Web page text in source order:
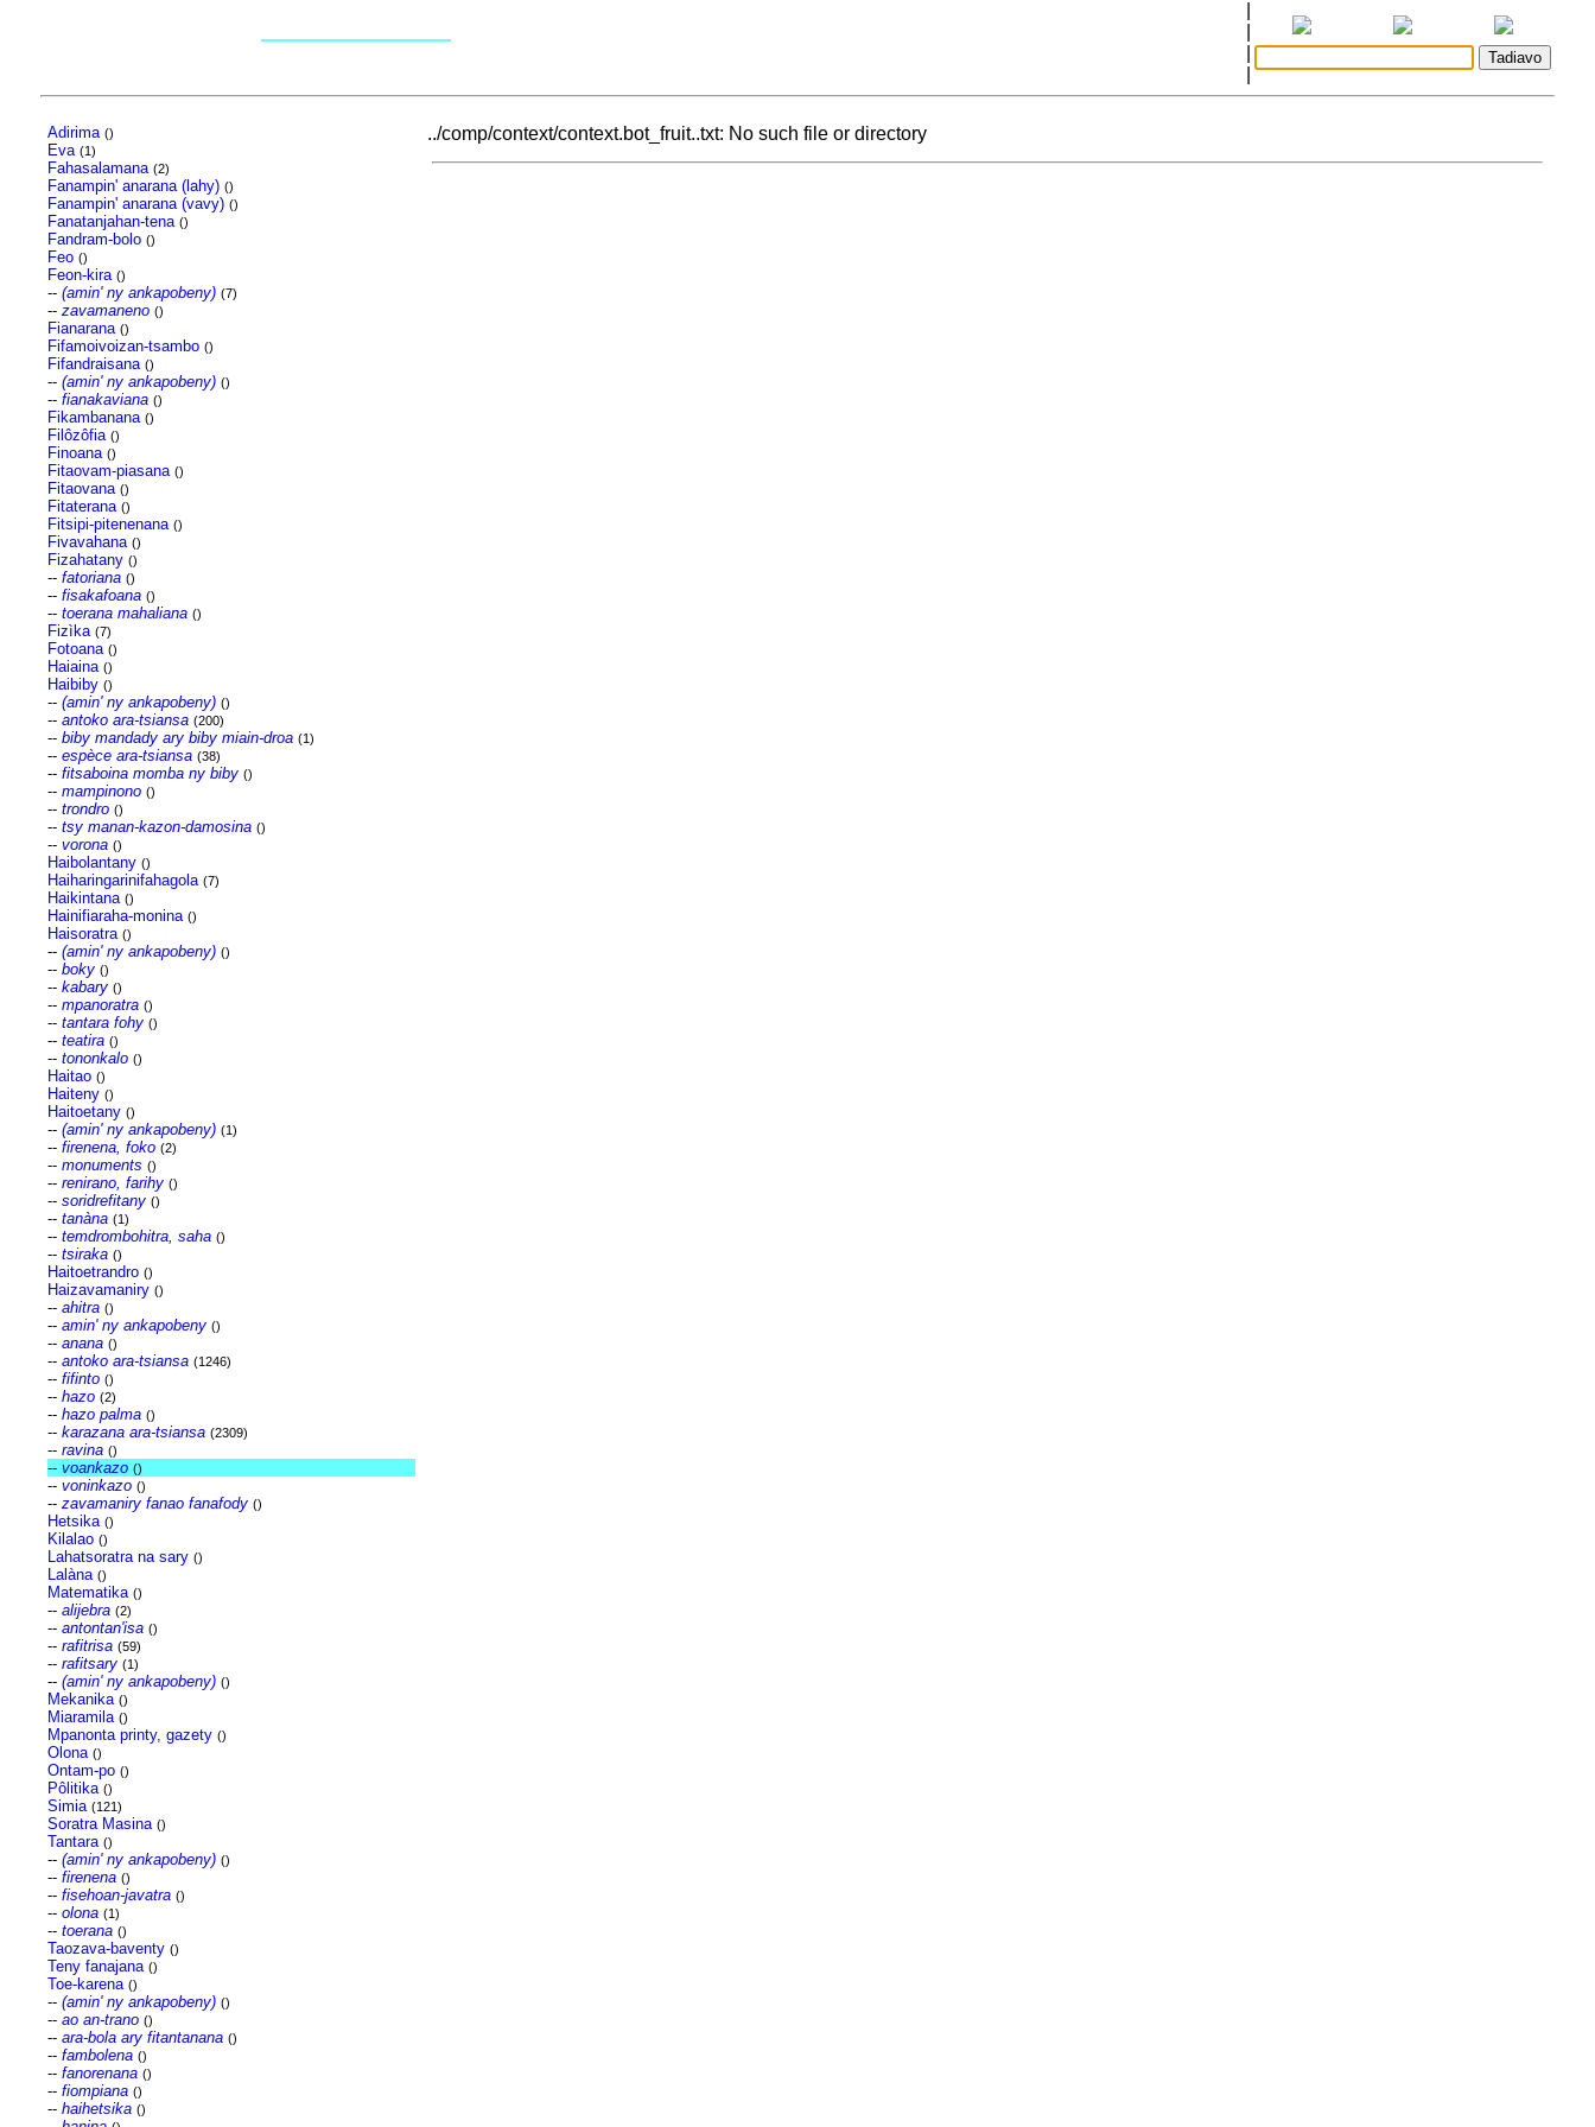
Adirima ()
Eva (1)
Fahasalamana (2)
Fanampin' anarana (lahy) ()
Fanampin' anarana (vavy) ()
Fanatanjahan-tena ()
Fandram-bolo ()
Feo ()
Feon-kira ()
-- (amin' ny ankapobeny) (7)
-- zavamaneno ()
Fianarana ()
Fifamoivoizan-tsambo ()
Fifandraisana ()
-- (amin' ny ankapobeny) ()
-- fianakaviana ()
Fikambanana ()
Filôzôfia ()
Finoana ()
Fitaovam-piasana ()
Fitaovana ()
Fitaterana ()
Fitsipi-pitenenana ()
Fivavahana ()
Fizahatany ()
-- fatoriana ()
-- fisakafoana ()
-- toerana mahaliana ()
Fizìka (7)
Fotoana ()
Haiaina ()
Haibiby ()
-- (amin' ny ankapobeny) ()
-- antoko ara-tsiansa (200)
-- biby mandady ary biby miain-droa (1)
-- espèce ara-tsiansa (38)
-- fitsaboina momba ny biby ()
-- mampinono ()
-- trondro ()
-- tsy manan-kazon-damosina ()
-- vorona ()
Haibolantany ()
Haiharingarinifahagola (7)
Haikintana ()
Hainifiaraha-monina ()
Haisoratra ()
-- (amin' ny ankapobeny) ()
-- boky ()
-- kabary ()
-- mpanoratra ()
-- tantara fohy ()
-- teatira ()
-- tononkalo ()
Haitao ()
Haiteny ()
Haitoetany ()
-- (amin' ny ankapobeny) (1)
-- firenena, foko (2)
-- monuments ()
-- renirano, farihy ()
-- soridrefitany ()
-- tanàna (1)
-- temdrombohitra, saha ()
-- tsiraka ()
Haitoetrandro ()
Haizavamaniry ()
-- ahitra ()
-- amin' ny ankapobeny ()
-- anana ()
-- antoko ara-tsiansa (1246)
-- fifinto ()
-- hazo (2)
-- hazo palma ()
-- karazana ara-tsiansa (2309)
-- ravina ()
-- voankazo ()
-- voninkazo ()
-- zavamaniry fanao fanafody ()
Hetsika ()
Kilalao ()
Lahatsoratra na sary ()
Lalàna ()
Matematika ()
-- alijebra (2)
-- antontan'isa ()
-- rafitrisa (59)
-- rafitsary (1)
-- (amin' ny ankapobeny) ()
Mekanika ()
Miaramila ()
Mpanonta printy, gazety ()
Olona ()
Ontam-po ()
Pôlitika ()
Simia (121)
Soratra Masina ()
Tantara ()
-- (amin' ny ankapobeny) ()
-- firenena ()
-- fisehoan-javatra ()
-- olona (1)
-- toerana ()
Taozava-baventy ()
Teny fanajana ()
Toe-karena ()
-- (amin' ny ankapobeny) ()
-- ao an-trano ()
-- ara-bola ary fitantanana ()
-- fambolena ()
-- fanorenana ()
-- fiompiana ()
-- haihetsika ()
../comp/context/context.bot_fruit..txt: No such file or directory